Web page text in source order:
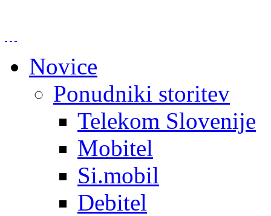
Novice
Ponudniki storitev
Telekom Slovenije
Mobitel
Si.mobil
Debitel